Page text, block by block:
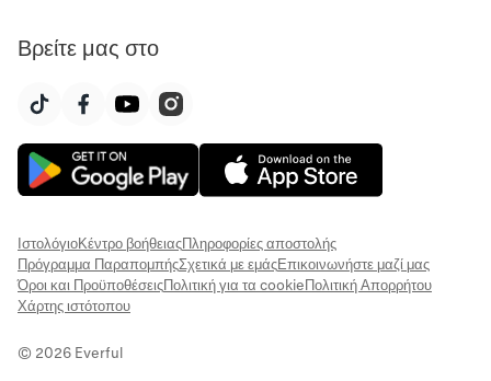
Βρείτε μας στο
ΙστολόγιοΚέντρο βοήθειαςΠληροφορίες αποστολής
Πρόγραμμα ΠαραπομπήςΣχετικά με εμάςΕπικοινωνήστε μαζί μας
Όροι και ΠροϋποθέσειςΠολιτική για τα cookieΠολιτική Απορρήτου
Χάρτης ιστότοπου
© 2026 Everful